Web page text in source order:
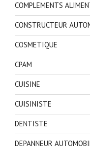
COMPLEMENTS
CONSTRUCTEUR
COSMETIQUE
CPAM
CUISINE
CUISINISTE
DENTISTE
DEPANNEUR